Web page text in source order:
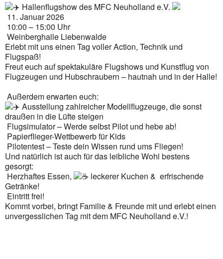
Hallenflugshow des MFC Neuholland e.V.
11. Januar 2026
10:00 – 15:00 Uhr
Weinberghalle Liebenwalde
Erlebt mit uns einen Tag voller Action, Technik und
Flugspaß!
Freut euch auf spektakuläre Flugshows und Kunstflug von
Flugzeugen und Hubschraubern – hautnah und in der Halle!
Außerdem erwarten euch:
Ausstellung zahlreicher Modellflugzeuge, die sonst
draußen in die Lüfte steigen
Flugsimulator – Werde selbst Pilot und hebe ab!
Papierflieger-Wettbewerb für Kids
Pilotentest – Teste dein Wissen rund ums Fliegen!
Und natürlich ist auch für das leibliche Wohl bestens
gesorgt:
Herzhaftes Essen,
leckerer Kuchen & erfrischende
Getränke!
Eintritt frei!
Kommt vorbei, bringt Familie & Freunde mit und erlebt einen
unvergesslichen Tag mit dem MFC Neuholland e.V.!